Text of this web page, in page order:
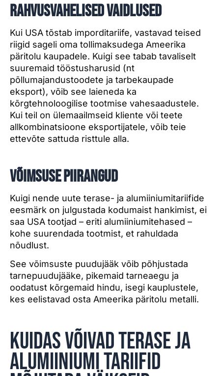
rahvusvahelised vaidlused
Kui USA tõstab imporditariife, vastavad teised
riigid sageli oma tollimaksudega Ameerika
päritolu kaupadele. Kuigi see tabab tavaliselt
suuremaid tööstusharusid (nt
põllumajandustoodete ja tarbekaupade
eksport), võib see laieneda ka
kõrgtehnoloogilise tootmise vahesaadustele.
Kui teil on ülemaailmseid kliente või teete
allkombinatsioone eksportijatele, võib teie
ettevõte sattuda risttule alla.
Võimsuse piirangud
Kuigi nende uute terase- ja alumiiniumitariifide
eesmärk on julgustada kodumaist hankimist, ei
saa USA tootjad – eriti alumiiniumitehased –
kohe suurendada tootmist, et rahuldada
nõudlust.
See võimsuste puudujääk võib põhjustada
tarnepuudujääke, pikemaid tarneaegu ja
oodatust kõrgemaid hindu, isegi kauplustele,
kes eelistavad osta Ameerika päritolu metalli.
Kuidas võivad terase ja
alumiiniumi tariifid